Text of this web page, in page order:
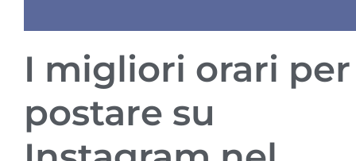
I migliori orari per
postare su